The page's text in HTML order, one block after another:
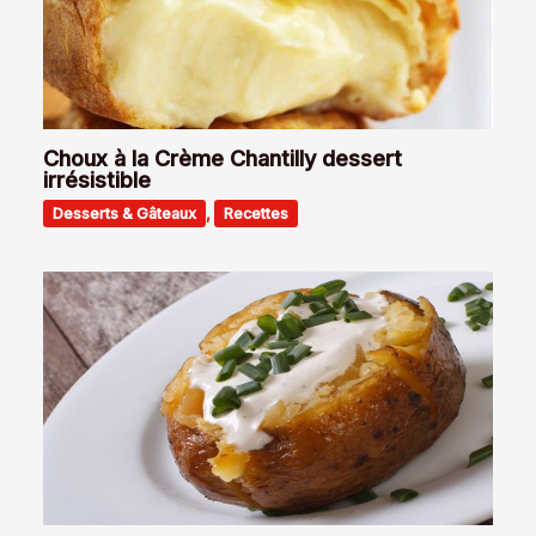
Choux à la Crème Chantilly dessert
irrésistible
Desserts & Gâteaux , Recettes